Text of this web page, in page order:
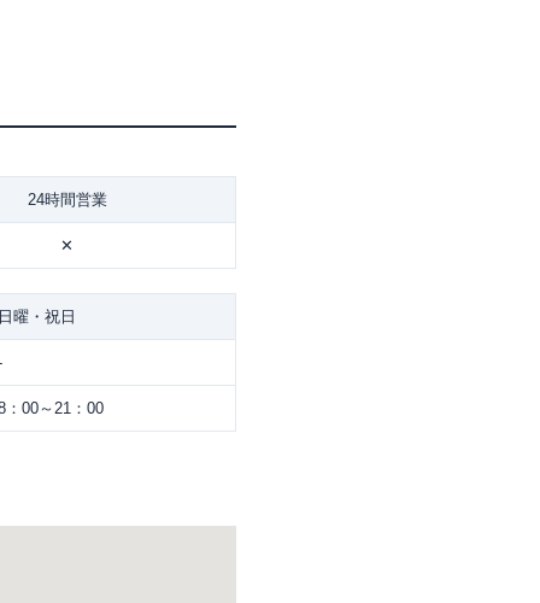
24時間営業
✕
曜・祝日
：00～21：00